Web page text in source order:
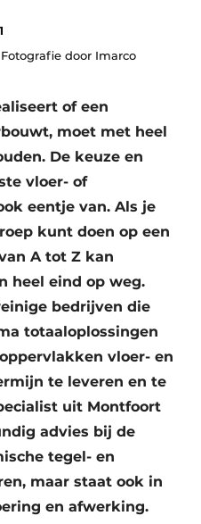
Fotografie door Imarco
of een
moet met heel
De keuze en
vloer- of
eentje van. Als je
kunt doen op een
A tot Z kan
heel eind op weg.
bedrijven die
totaaloplossingen
vloer- en
te leveren en te
uit Montfoort
advies bij de
tegel- en
maar staat ook in
en afwerking.